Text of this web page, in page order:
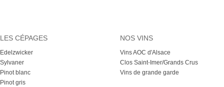
LES CÉPAGES
Edelzwicker
Sylvaner
Pinot blanc
Pinot gris
NOS VINS
Vins AOC d'Alsace
Clos Saint-Imer/Grands Crus
Vins de grande garde